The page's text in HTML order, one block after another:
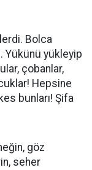
Bolca
Yükünü yükleyip
çobanlar,
Hepsine
bunları! Şifa
göz
seher